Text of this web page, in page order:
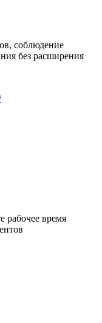
соблюдение
без расширения
рабочее время